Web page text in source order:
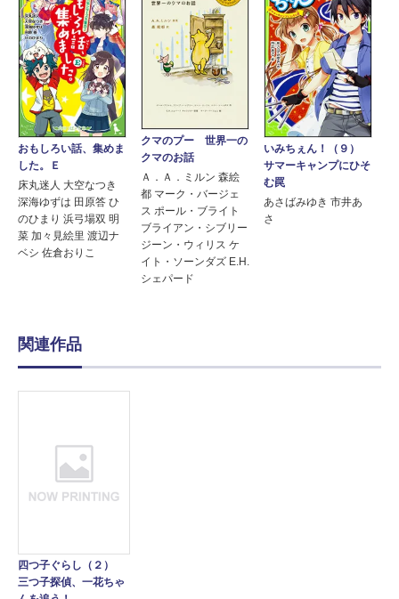
おもしろい話、集めま
した。Ｅ
床丸迷人 大空なつき
深海ゆずは 田原答 ひ
のひまり 浜弓場双 明
菜 加々見絵里 渡辺ナ
ベシ 佐倉おりこ
クマのプー 世界一の
クマのお話
Ａ．Ａ．ミルン 森絵
都 マーク・バージェ
ス ポール・ブライト
ブライアン・シブリー
ジーン・ウィリス ケ
イト・ソーンダズ E.H.
シェパード
いみちぇん！（９）
サマーキャンプにひそ
む罠
あさばみゆき 市井あ
さ
関連作品
四つ子ぐらし（２）
三つ子探偵、一花ちゃ